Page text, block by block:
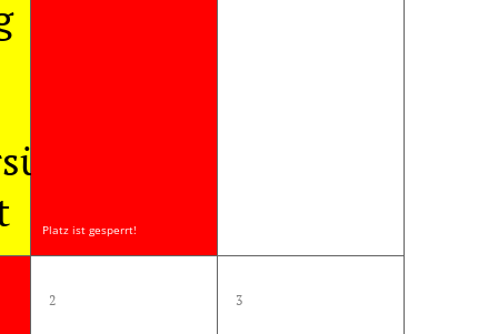
Platz ist gesperrt!
1
2
1
3